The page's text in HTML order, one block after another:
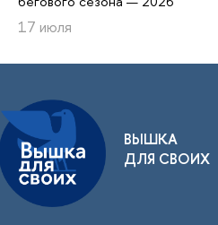
17 июля
ВЫШКА
ДЛЯ СВОИХ